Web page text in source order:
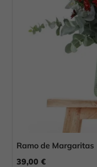
Ramo de Margaritas
39,00 €